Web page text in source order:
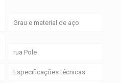
Grau e material de aço
rua Pole
Especificações técnicas